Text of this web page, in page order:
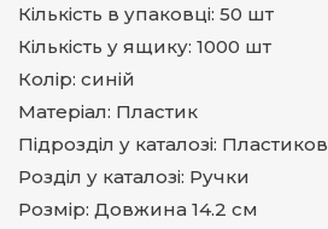
Кількість в упаковці: 50 шт
Кількість у ящику: 1000 шт
Колір: синій
Матеріал: Пластик
Підрозділ у каталозі:
Розділ у каталозі: Ручки
Розмір: Довжина 14.2 см